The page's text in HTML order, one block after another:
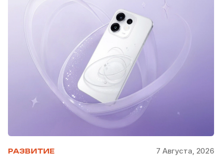
РАЗВИТИЕ 7 Августа, 2026